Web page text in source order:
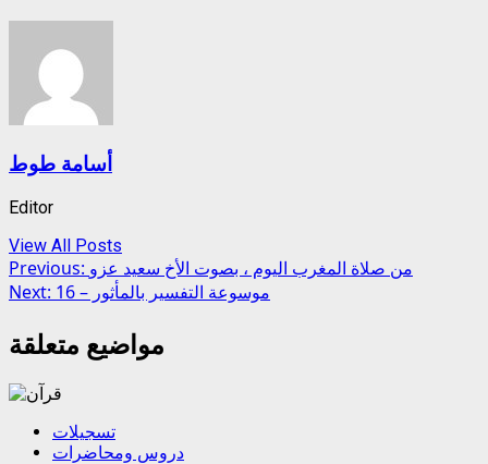
أسامة طوط
Editor
View All Posts
Post
navigation
Previous: من صلاة المغرب اليوم ، بصوت الأخ سعيد عزو
Next:
موسوعة التفسير بالمأثور – 16
مواضيع متعلقة
تسجيلات
دروس ومحاضرات